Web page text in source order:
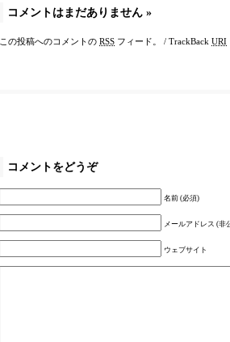
コメントはまだありません »
この投稿へのコメントの RSS フィード。 / TrackBack URI
コメントをどうぞ
名前 (必須)
メールアドレス (非
ウェブサイト